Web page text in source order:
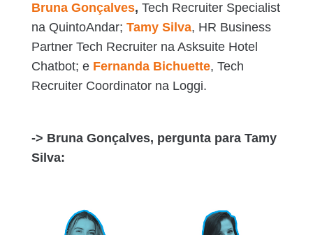
Bruna Gonçalves, Tech Recruiter Specialist
na QuintoAndar; Tamy Silva, HR Business
Partner Tech Recruiter na Asksuite Hotel
Chatbot; e Fernanda Bichuette, Tech
Recruiter Coordinator na Loggi.
-> Bruna Gonçalves, pergunta para Tamy
Silva: